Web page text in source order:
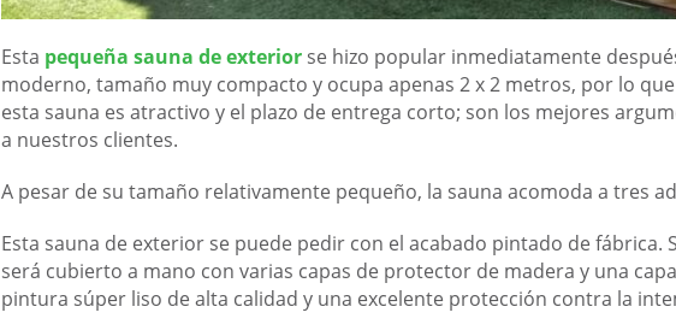
Esta pequeña sauna de exterior se hizo popular inmediatamente
moderno, tamaño muy compacto y ocupa apenas 2 x 2 metros, por lo
esta sauna es atractivo y el plazo de entrega corto; son los mejores
a nuestros clientes.
A pesar de su tamaño relativamente pequeño, la sauna acomoda a tres
Esta sauna de exterior se puede pedir con el acabado pintado de fábrica.
será cubierto a mano con varias capas de protector de madera y una
pintura súper liso de alta calidad y una excelente protección contra la